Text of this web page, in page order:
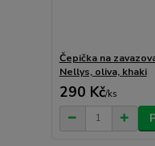
Čepička na
Nellys, oliva, khaki
290 Kč/ks